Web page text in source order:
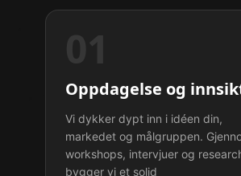
Oppdagelse og
Vi dykker dypt inn i idéen din,
markedet og målgruppen.
workshops, intervjuer og
bygger vi et solid